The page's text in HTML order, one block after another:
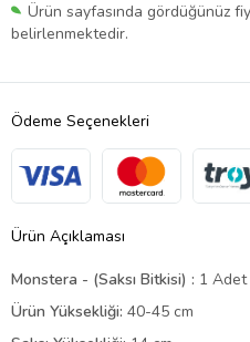
Ürün sayfasında gördüğünüz
belirlenmektedir.
Ödeme Seçenekleri
Ürün Açıklaması
Monstera - (Saksı Bitkisi) : 1 Adet
Ürün Yüksekliği: 40-45 cm